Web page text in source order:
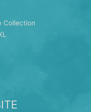
Collection